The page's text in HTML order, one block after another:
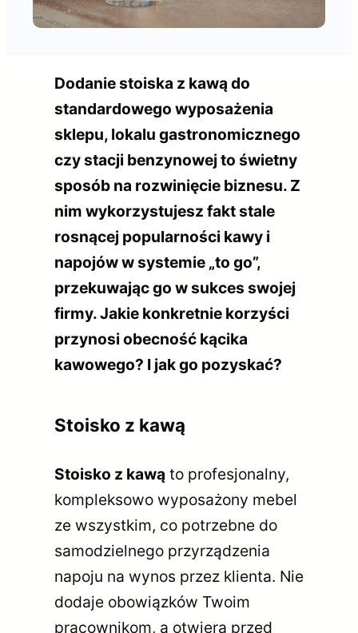
Dodanie stoiska z kawą do
standardowego wyposażenia
sklepu, lokalu gastronomicznego
czy stacji benzynowej to świetny
sposób na rozwinięcie biznesu. Z
nim wykorzystujesz fakt stale
rosnącej popularności kawy i
napojów w systemie „to go”,
przekuwając go w sukces swojej
firmy. Jakie konkretnie korzyści
przynosi obecność kącika
kawowego? I jak go pozyskać?
Stoisko z kawą
Stoisko z kawą to profesjonalny,
kompleksowo wyposażony mebel
ze wszystkim, co potrzebne do
samodzielnego przyrządzenia
napoju na wynos przez klienta. Nie
dodaje obowiązków Twoim
pracownikom, a otwiera przed